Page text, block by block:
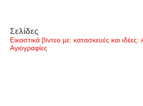
Σελίδες
Εικαστικά βίντεο με: κατασκευές και
Αγιογραφίες